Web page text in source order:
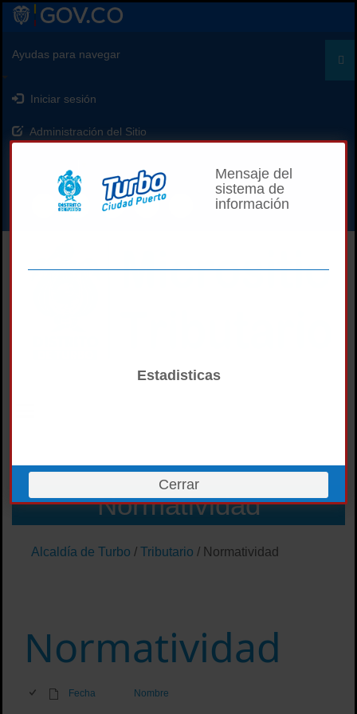
Ayudas para navegar
Iniciar sesión
Administración del Sitio
Normatividad
Alcaldía de Turbo / Tributario / Normatividad
Normatividad
Fecha Nombre
Mensaje del
sistema de
información
Estadisticas
Cerrar